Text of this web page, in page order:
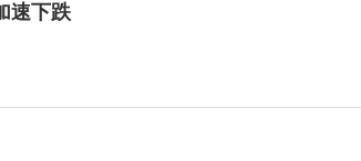
速下跌